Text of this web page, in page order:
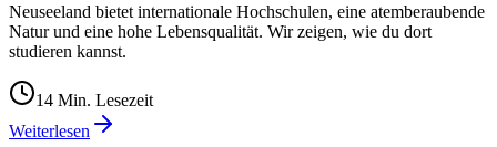
Neuseeland bietet internationale Hochschulen, eine atemberaubende
Natur und eine hohe Lebensqualität. Wir zeigen, wie du dort
studieren kannst.
14 Min. Lesezeit
Weiterlesen